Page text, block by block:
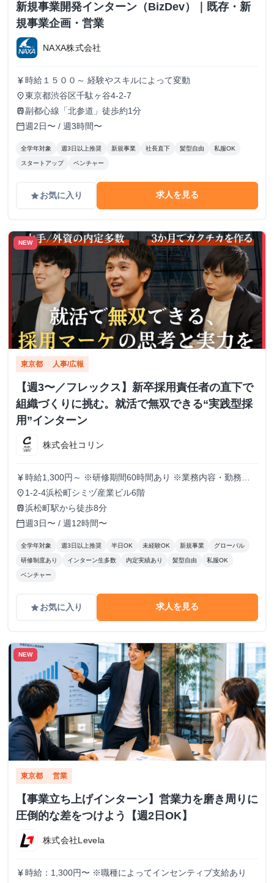
新規事業開発インターン（BizDev）｜既存・新
規事業企画・営業
NAXA株式会社
currency_yen 時給１５００～ 経験やスキルによって変動
place東京都渋谷区千駄ヶ谷4-2-7
train副都心線「北参道」徒歩約1分
calendar_today週2日〜 / 週3時間〜
全学年対象 週3日以上推奨 新規事業 社長直下 髪型自由 私服OK
スタートアップ ベンチャー
gradeお気に入り 求人を見る
NEW
東京都 人事/広報
【週3〜／フレックス】新卒採用責任者の直下で
組織づくりに挑む。就活で無双できる“実践型採
用”インターン
株式会社コリン
currency_yen 時給1,300円～ ※研修期間60時間あり ※業務内容・勤務状
況により決定
place 1-2-4浜松町シミヅ産業ビル6階
train浜松町駅から徒歩8分
calendar_today週3日〜 / 週12時間〜
全学年対象 週3日以上推奨 半日OK 未経験OK 新規事業 グローバル
研修制度あり インターン生多数 内定実績あり 髪型自由 私服OK
ベンチャー
gradeお気に入り 求人を見る
NEW
東京都 営業
【事業立ち上げインターン】営業力を磨き周りに
圧倒的な差をつけよう【週2日OK】
株式会社Levela
currency_yen 時給：1,300円〜 ※職種によってインセンティブ支給あり